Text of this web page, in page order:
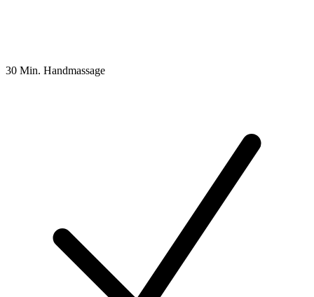
30 Min. Handmassage